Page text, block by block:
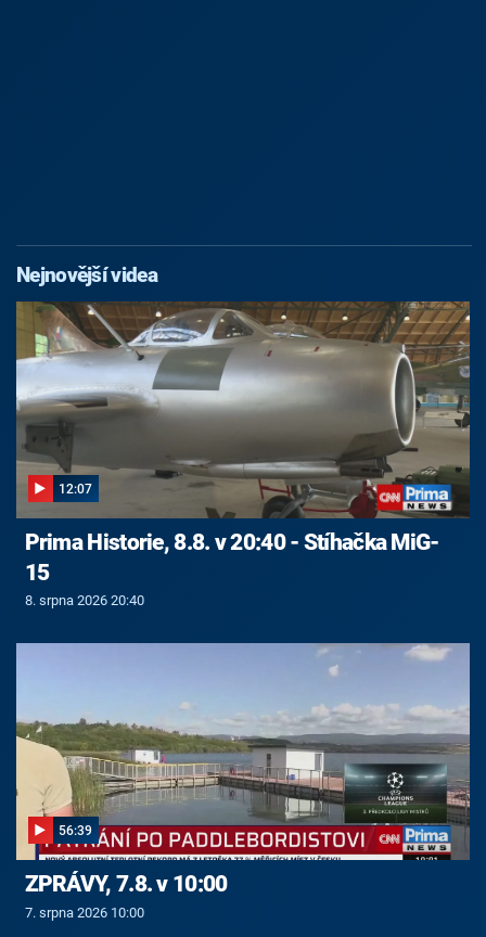
Nejnovější videa
12:07
Prima Historie, 8.8. v 20:40 - Stíhačka MiG-
15
8. srpna 2026 20:40
56:39
ZPRÁVY, 7.8. v 10:00
7. srpna 2026 10:00